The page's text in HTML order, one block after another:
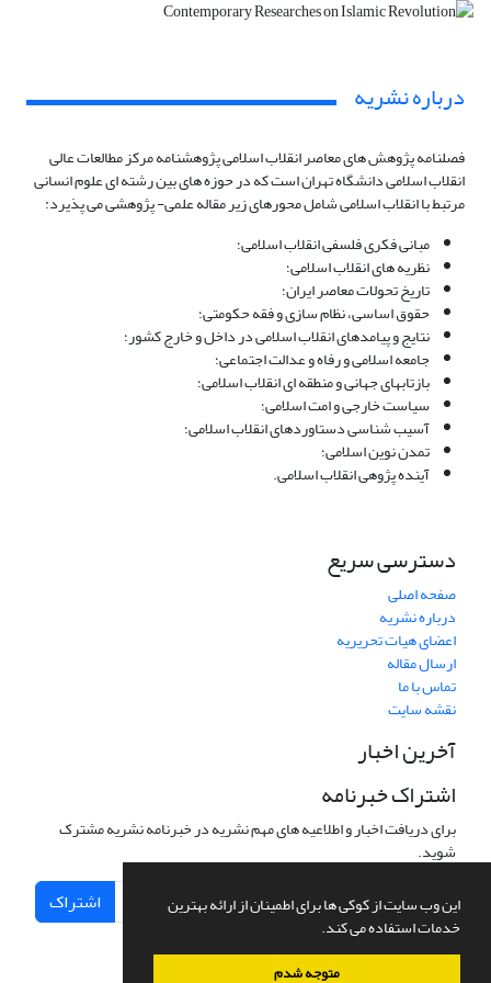
این وب سایت از کوکی ها برای اطمینان از ارائه بهترین
خدمات استفاده می کند.
متوجه شدم
درباره نشریه
فصلنامه پژوهش های معاصر انقلاب اسلامی پژوهشنامه مرکز مطالعات عالی
انقلاب اسلامی دانشگاه تهران است که در حوزه های بین رشته ای علوم انسانی
مرتبط با انقلاب اسلامی شامل محورهای زیر مقاله علمی- پژوهشی می پذیرد:
مبانی فکری فلسفی انقلاب اسلامی؛
نظریه های انقلاب اسلامی؛
تاریخ تحولات معاصر ایران؛
حقوق اساسی، نظام سازی و فقه حکومتی؛
نتایج و پیامدهای انقلاب اسلامی در داخل و خارج کشور؛
جامعه اسلامی و رفاه و عدالت اجتماعی؛
بازتابهای جهانی و منطقه ای انقلاب اسلامی؛
سیاست خارجی و امت اسلامی؛
آسیب شناسی دستاوردهای انقلاب اسلامی؛
تمدن نوین اسلامی؛
آینده پژوهی انقلاب اسلامی.
دسترسی سریع
صفحه اصلی
درباره نشریه
اعضای هیات تحریریه
ارسال مقاله
تماس با ما
نقشه سایت
آخرین اخبار
اشتراک خبرنامه
برای دریافت اخبار و اطلاعیه های مهم نشریه در خبرنامه نشریه مشترک
شوید.
اشتراک